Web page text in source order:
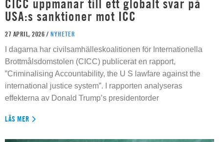
CICC uppmanar till ett globalt svar på
USA:s sanktioner mot ICC
27 APRIL, 2026 / NYHETER
I dagarna har civilsamhälleskoalitionen för Internationella
Brottmålsdomstolen (CICC) publicerat en rapport,
”Criminalising Accountability, the U S lawfare against the
international justice system”. I rapporten analyseras
effekterna av Donald Trump’s presidentorder
LÄS MER